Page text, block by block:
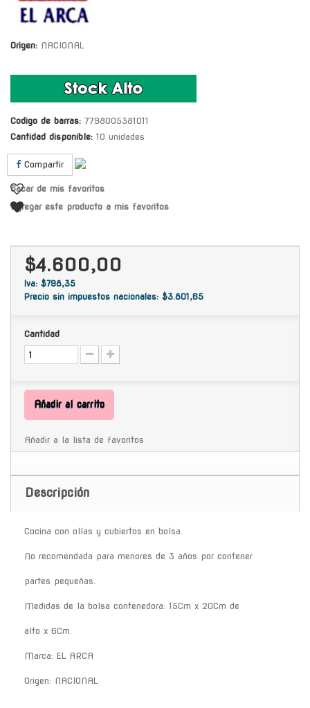
Origen: NACIONAL
Codigo de barras: 7798005381011
Cantidad disponible: 10 unidades
Compartir
Sacar de mis favoritos
Agregar este producto a mis favoritos
$4.600,00
Iva: $798,35
Precio sin impuestos nacionales: $3.801,65
Cantidad
Añadir al carrito
Añadir a la lista de favoritos
Descripción
Cocina con ollas y cubiertos en bolsa.
No recomendada para menores de 3 años por contener
partes pequeñas.
Medidas de la bolsa contenedora: 15Cm x 20Cm de
alto x 6Cm.
Marca: EL ARCA
Origen: NACIONAL